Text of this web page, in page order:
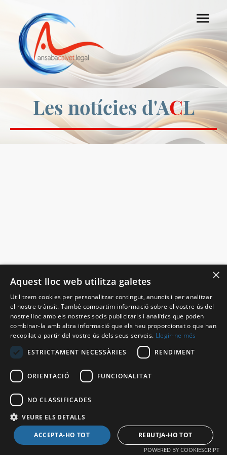
Les notícies d'ACL
×
Aquest lloc web utilitza galetes
Utilitzem cookies per personalitzar contingut, anuncis i per analitzar
el nostre trànsit. També compartim informació sobre el vostre ús del
nostre lloc amb els nostres socis publicitaris i analítics que poden
combinar-la amb altra informació que els heu proporcionat o que han
recopilat a partir del vostre ús dels seus serveis. Llegir-ne més
ESTRICTAMENT NECESSÀRIES
RENDIMENT
ORIENTACIÓ FUNCIONALITAT
NO CLASSIFICADES
VEURE ELS DETALLS
ACCEPTA-HO TOT REBUTJA-HO TOT
POWERED BY COOKIESCRIPT